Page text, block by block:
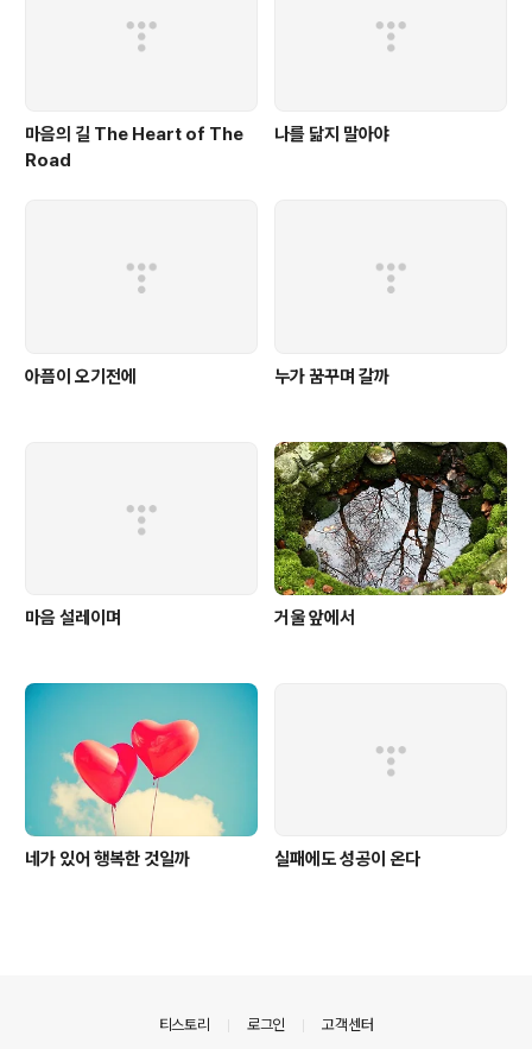
마음의 길 The Heart of The
Road
나를 닮지 말아야
아픔이 오기전에 누가 꿈꾸며 갈까
마음 설레이며 거울 앞에서
네가 있어 행복한 것일까 실패에도 성공이 온다
티스토리 로그인 고객센터